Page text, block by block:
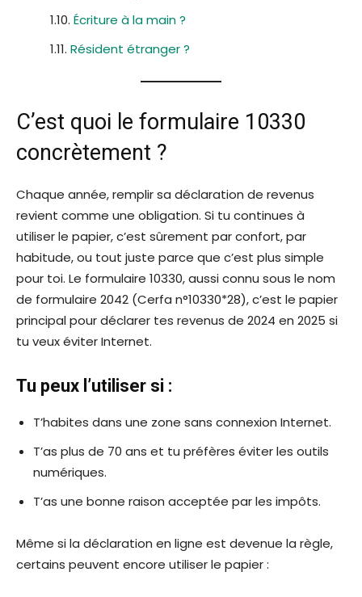
Écriture à la main ?
Résident étranger ?
C’est quoi le formulaire 10330
concrètement ?
Chaque année, remplir sa déclaration de revenus
revient comme une obligation. Si tu continues à
utiliser le papier, c’est sûrement par confort, par
habitude, ou tout juste parce que c’est plus simple
pour toi. Le formulaire 10330, aussi connu sous le nom
de formulaire 2042 (Cerfa n°10330*28), c’est le papier
principal pour déclarer tes revenus de 2024 en 2025 si
tu veux éviter Internet.
Tu peux l’utiliser si :
T’habites dans une zone sans connexion Internet.
T’as plus de 70 ans et tu préfères éviter les outils
numériques.
T’as une bonne raison acceptée par les impôts.
Même si la déclaration en ligne est devenue la règle,
certains peuvent encore utiliser le papier :